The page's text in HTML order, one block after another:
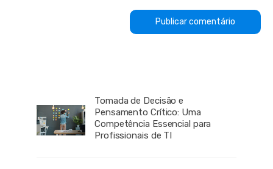
Tomada de Decisão e
Pensamento Crítico: Uma
Competência Essencial para
Profissionais de TI